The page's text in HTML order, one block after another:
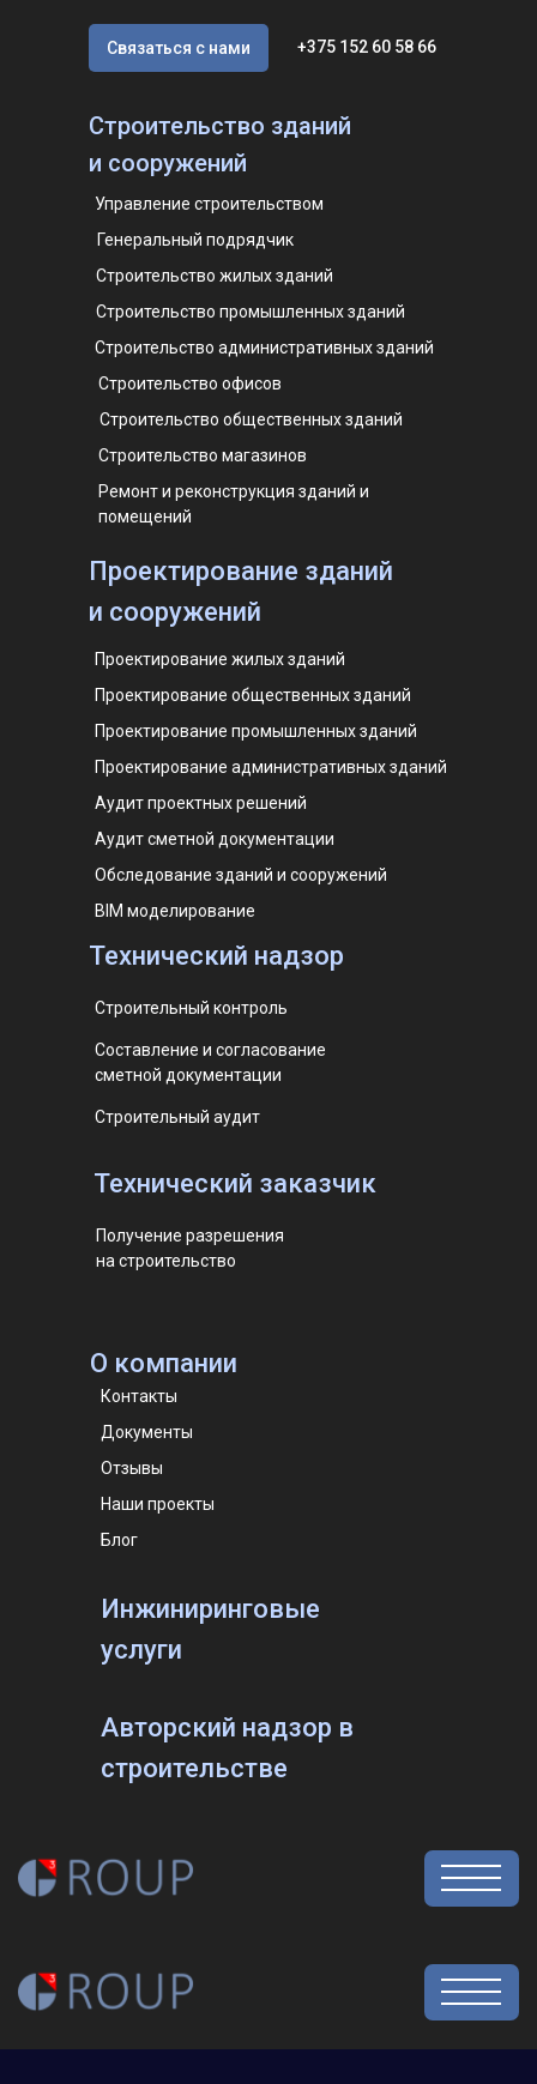
+375 152 60 58 66
Связаться с нами
Технический заказчик
Получение разрешения
на строительство
Технический надзор
Строительный аудит
Составление и согласование
сметной документации
Строительный контроль
Строительство зданий
и сооружений
О компании
Инжиниринговые
услуги
Отзывы
Документы
Контакты
Наши проекты
Ремонт и реконструкция зданий и
помещений
Строительство магазинов
Строительство общественных зданий
Строительство офисов
Строительство административных зданий
Строительство промышленных зданий
Строительство жилых зданий
Генеральный подрядчик
Управление строительством
Блог
Авторский надзор в
строительстве
Проектирование зданий
и сооружений
BIM моделирование
Обследование зданий и сооружений
Аудит сметной документации
Аудит проектных решений
Проектирование промышленных зданий
Проектирование общественных зданий
Проектирование жилых зданий
Проектирование административных зданий